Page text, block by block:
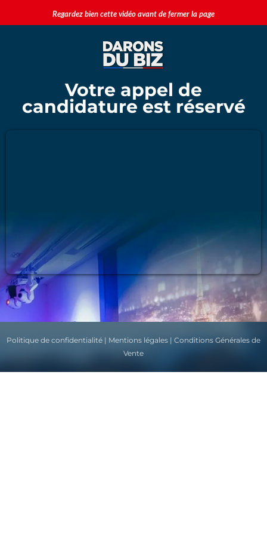
Regardez bien cette vidéo avant de fermer la page
Votre appel de
candidature est réservé
Politique de confidentialité | Mentions légales | Conditions Générales de
Vente